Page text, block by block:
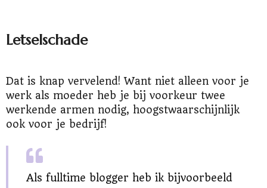
Letselschade
Dat is knap vervelend! Want niet alleen voor je
werk als moeder heb je bij voorkeur twee
werkende armen nodig, hoogstwaarschijnlijk
ook voor je bedrijf!
Als fulltime blogger heb ik bijvoorbeeld